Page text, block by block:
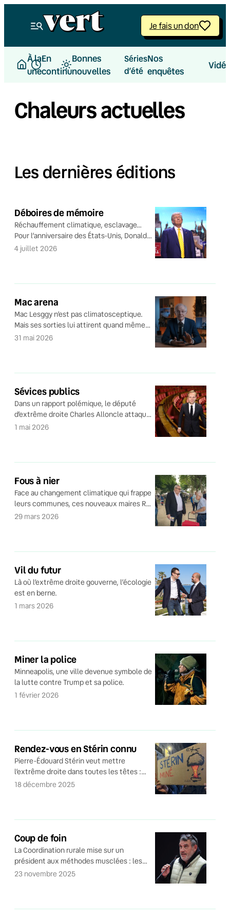
Je fais un don
À la
une
En
continu
Bonnes
nouvelles
Séries
d’été
Nos
enquêtes
Chaleurs actuelles
Les dernières éditions
Déboires de mémoire
Réchauffement climatique, esclavage…
Pour l’anniversaire des États-Unis, Donald
Trump réécrit lui-même l’histoire du pays.
4 juillet 2026
Mac arena
Mac Lesggy n’est pas climatosceptique.
Mais ses sorties lui attirent quand même
les foudres des scientifiques.
31 mai 2026
Sévices publics
Dans un rapport polémique, le député
d’extrême droite Charles Alloncle attaque
les médias publics.
1 mai 2026
Fous à nier
Face au changement climatique qui frappe
leurs communes, ces nouveaux maires RN
sont de vrais déni-oui-oui.
29 mars 2026
Vil du futur
Là où l’extrême droite gouverne, l’écologie
est en berne.
1 mars 2026
Miner la police
Minneapolis, une ville devenue symbole de
la lutte contre Trump et sa police.
1 février 2026
Rendez-vous en Stérin connu
Pierre-Édouard Stérin veut mettre
l’extrême droite dans toutes les têtes :
voici notre plan pour que ce ne soit pas
18 décembre 2025
Coup de foin
La Coordination rurale mise sur un
président aux méthodes musclées : les
écolos, Bertrand Venteau en a plein le dos.
23 novembre 2025